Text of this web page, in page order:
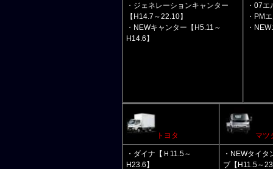
・ジェネレーションキャンター
【H14.7～22.10】
・NEWキャンター【H5.11～
H14.6】
・07
・PM
・
トヨタ マツ
・ダイナ【Ｈ11.5～
H23.6】
・NEWタイタ
ブ【H11.5～